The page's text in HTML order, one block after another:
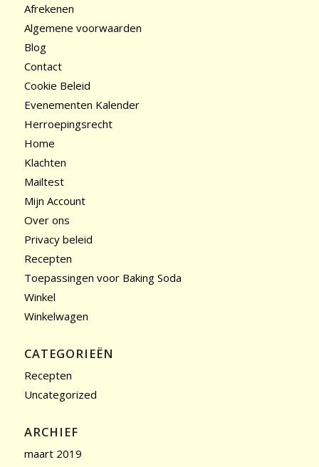
Afrekenen
Algemene voorwaarden
Blog
Contact
Cookie Beleid
Evenementen Kalender
Herroepingsrecht
Home
Klachten
Mailtest
Mijn Account
Over ons
Privacy beleid
Recepten
Toepassingen voor Baking Soda
Winkel
Winkelwagen
CATEGORIEËN
Recepten
Uncategorized
ARCHIEF
maart 2019